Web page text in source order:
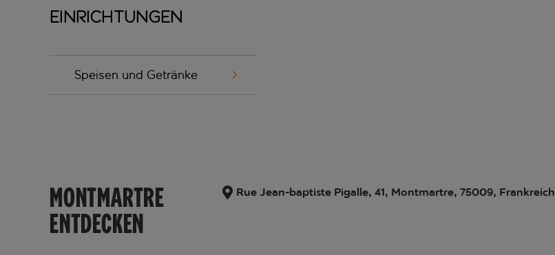
Einrichtungen
Speisen und Getränke
MONTMARTRE
ENTDECKEN
Rue Jean-baptiste Pigalle, 41, Montmartre, 75009, Frankreich